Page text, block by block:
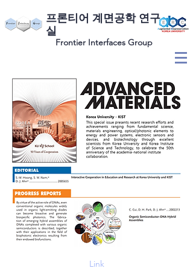
​프론티어 계면공학 연구
실
Frontier Interfaces Group
Link